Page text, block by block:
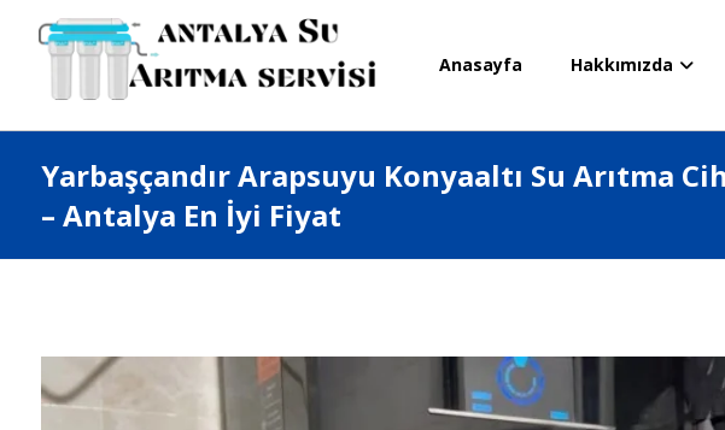
Anasayfa Hakkımızda
Yarbaşçandır Arapsuyu Konyaaltı Su Arıtma
– Antalya En İyi Fiyat